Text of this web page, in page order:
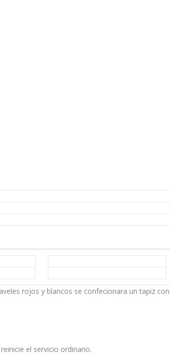
rojos y blancos se confecionara un tapiz con
el servicio ordinario.